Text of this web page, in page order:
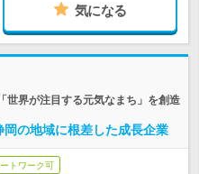
気になる
世界が注目する元気なまち」を創造
の地域に根差した成長企業
トワーク可